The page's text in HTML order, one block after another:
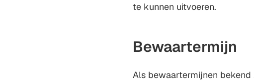
te kunnen uitvoeren.
Bewaartermijn
Als bewaartermijnen